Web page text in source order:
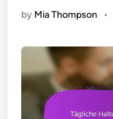
by Mia Thompson •